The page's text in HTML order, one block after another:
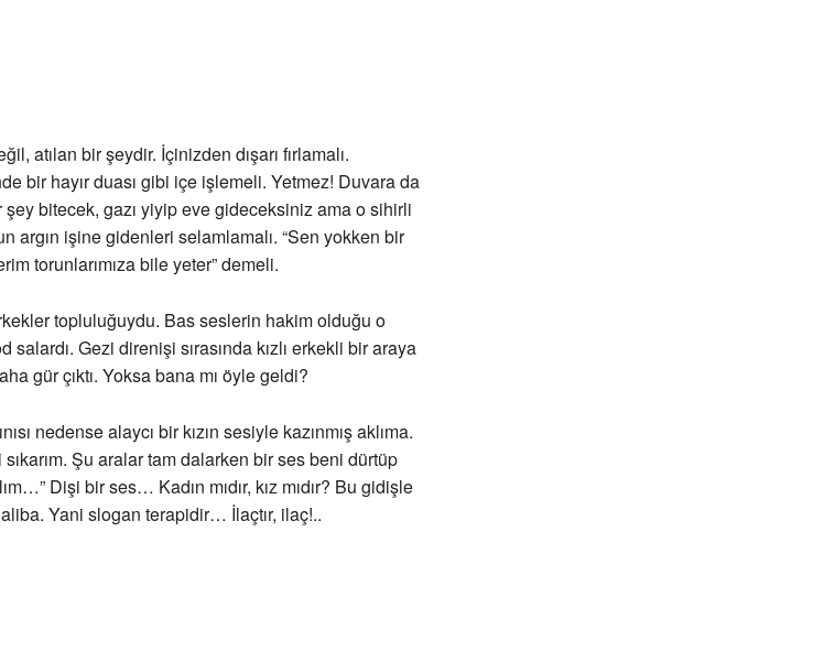
atılan bir şeydir. İçinizden dışarı fırlamalı.
bir hayır duası gibi içe işlemeli. Yetmez! Duvara da
bitecek, gazı yiyip eve gideceksiniz ama o sihirli
argın işine gidenleri selamlamalı. “Sen yokken bir
torunlarımıza bile yeter” demeli.
topluluğuydu. Bas seslerin hakim olduğu o
Gezi direnişi sırasında kızlı erkekli bir araya
gür çıktı. Yoksa bana mı öyle geldi?
nedense alaycı bir kızın sesiyle kazınmış aklıma.
Şu aralar tam dalarken bir ses beni dürtüp
Dişi bir ses… Kadın mıdır, kız mıdır? Bu gidişle
Yani slogan terapidir… İlaçtır, ilaç!..